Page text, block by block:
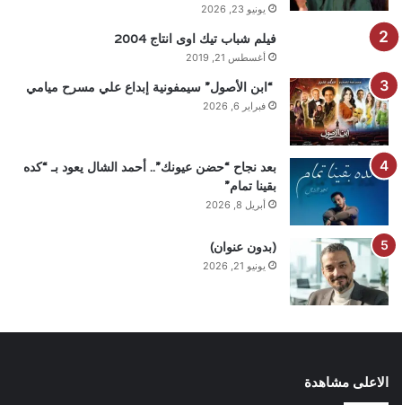
يونيو 23, 2026
فيلم شباب تيك اوى انتاج 2004
أغسطس 21, 2019
“ابن الأصول” سيمفونية إبداع علي مسرح ميامي
فبراير 6, 2026
بعد نجاح “حضن عيونك”.. أحمد الشال يعود بـ “كده
بقينا تمام”
أبريل 8, 2026
(بدون عنوان)
يونيو 21, 2026
الاعلى مشاهدة